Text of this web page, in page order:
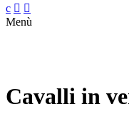
c  
Menù
Cavalli in